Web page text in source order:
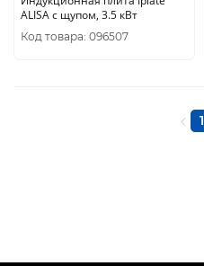
ALISA с щупом, 3.5 кВт
Код товара: 096507
1